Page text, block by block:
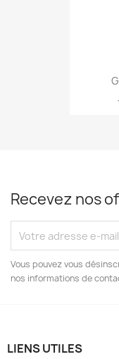
Recevez nos
Vous pouvez vous
nos informations de
LIENS UTILES